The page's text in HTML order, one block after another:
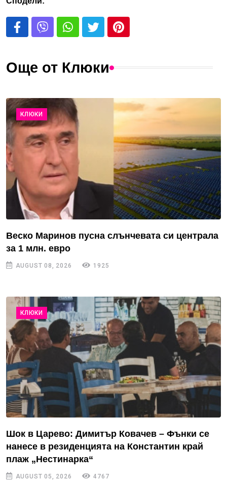
Още от Клюки
КЛЮКИ
Веско Маринов пусна слънчевата си централа
за 1 млн. евро
AUGUST 08, 2026 1925
КЛЮКИ
Шок в Царево: Димитър Ковачев – Фънки се
нанесе в резиденцията на Константин край
плаж „Нестинарка“
AUGUST 05, 2026 4767